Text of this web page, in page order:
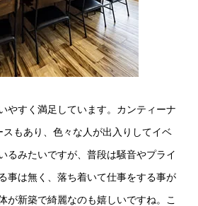
やすく満足しています。カンティーナ
もあり、色々な人が出入りしてイベ
るみたいですが、普段は騒音やプライ
事は無く、落ち着いて仕事をする事が
が新築で綺麗なのも嬉しいですね。こ